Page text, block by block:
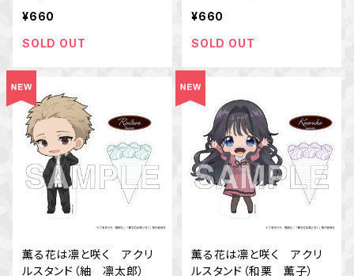
¥660
SOLD OUT
¥660
SOLD OUT
薫る花は凛と咲く アクリ
ルスタンド（紬 凛太郎）
薫る花は凛と咲く アクリ
ルスタンド（和栗 薫子）